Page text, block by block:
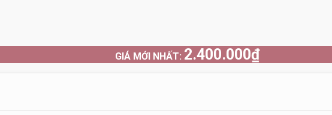
GIÁ MỚI NHẤT: 2.400.000₫